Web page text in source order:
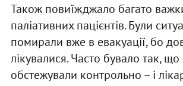
Також повиїжджало багато
паліативних пацієнтів. Були
помирали вже в евакуації, бо
лікувалися. Часто бувало так, що
обстежували контрольно – і